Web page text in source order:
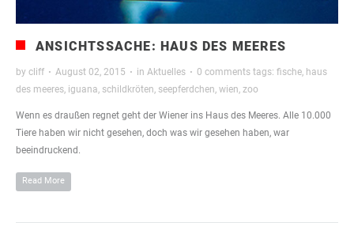
ANSICHTSSACHE: HAUS DES MEERES
by cliff · August 02, 2015 · in Aktuelles · 0 comments tags: fische, haus
des meeres, iguana, schildkröten, seepferdchen, wien, zoo
Wenn es draußen regnet geht der Wiener ins Haus des Meeres. Alle 10.000
Tiere haben wir nicht gesehen, doch was wir gesehen haben, war
beeindruckend.
Read More